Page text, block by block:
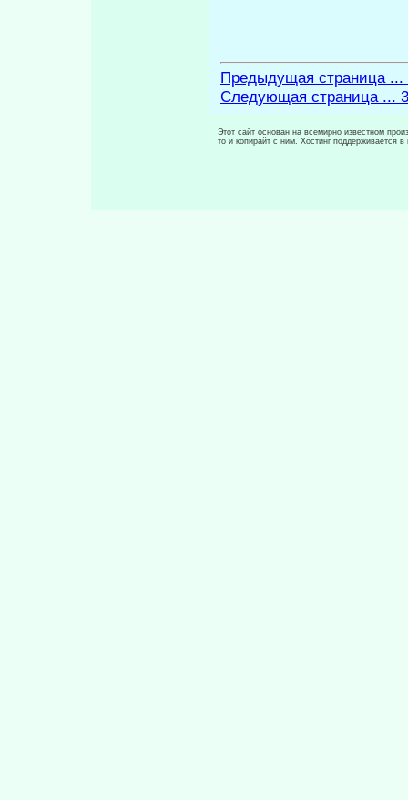
Предыдущая страница ...
Следующая страница ...
Этот сайт основан на всемирно известном
то и копирайт с ним. Хостинг поддерживается